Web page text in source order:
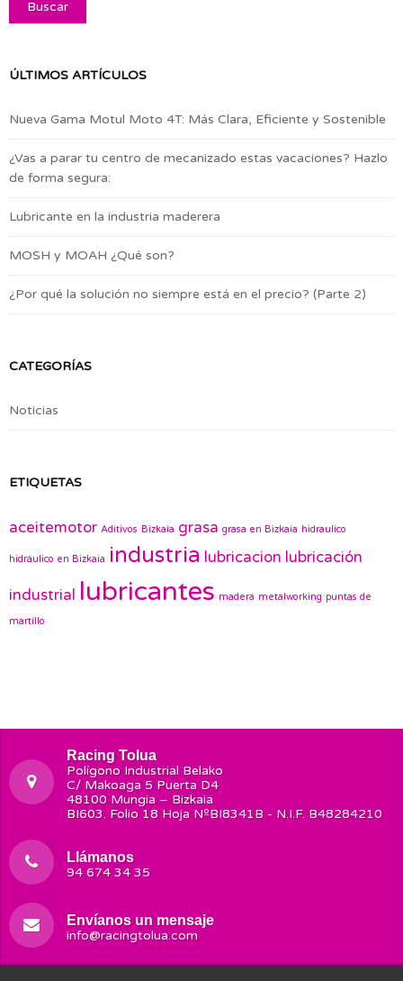
ÚLTIMOS ARTÍCULOS
Nueva Gama Motul Moto 4T: Más Clara, Eficiente y Sostenible
¿Vas a parar tu centro de mecanizado estas vacaciones? Hazlo
de forma segura:
Lubricante en la industria maderera
MOSH y MOAH ¿Qué son?
¿Por qué la solución no siempre está en el precio? (Parte 2)
CATEGORÍAS
Noticias
ETIQUETAS
aceitemotor Aditivos Bizkaia grasa grasa en Bizkaia hidraulico
hidráulico en Bizkaia industria lubricacion lubricación
industrial lubricantes madera metalworking puntas de
martillo
Racing Tolua
Polígono Industrial Belako
C/ Makoaga 5 Puerta D4
48100 Mungia – Bizkaia
BI603. Folio 18 Hoja NºBI8341B - N.I.F. B48284210
Llámanos
94 674 34 35
Envíanos un mensaje
info@racingtolua.com